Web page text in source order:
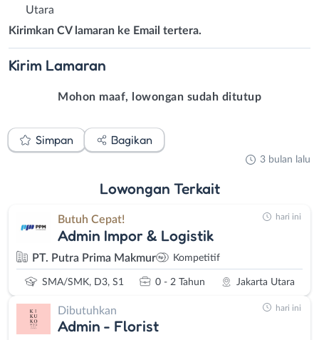
Utara
Kirimkan CV lamaran ke Email tertera.
Kirim Lamaran
Mohon maaf, lowongan sudah ditutup
Simpan Bagikan
3 bulan lalu
Lowongan Terkait
Butuh Cepat!
Admin Impor & Logistik
PT. Putra Prima Makmur Kompetitif
SMA/SMK, D3, S1 0 - 2 Tahun Jakarta Utara
hari ini
Dibutuhkan
Admin - Florist
hari ini